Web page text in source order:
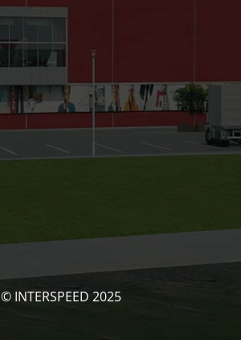
© INTERSPEED 2025